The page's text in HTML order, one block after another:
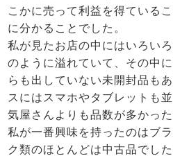
こかに売って利益を得ている
に分かることでした。
私が見たお店の中にはいろい
のように溢れていて、その中
らも出していない未開封品も
スにはスマホやタブレットも
気屋さんよりも品数が多かった
私が一番興味を持ったのはブ
ク類のほとんどは中古品でし